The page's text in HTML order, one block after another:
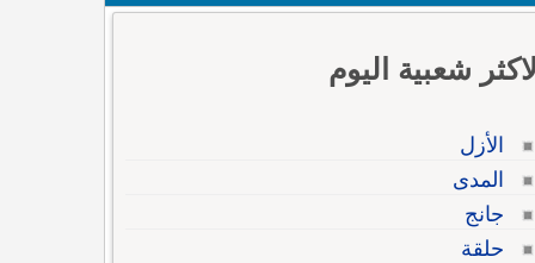
الاكثر شعبية اليوم
الأزل
المدى
جانج
حلقة